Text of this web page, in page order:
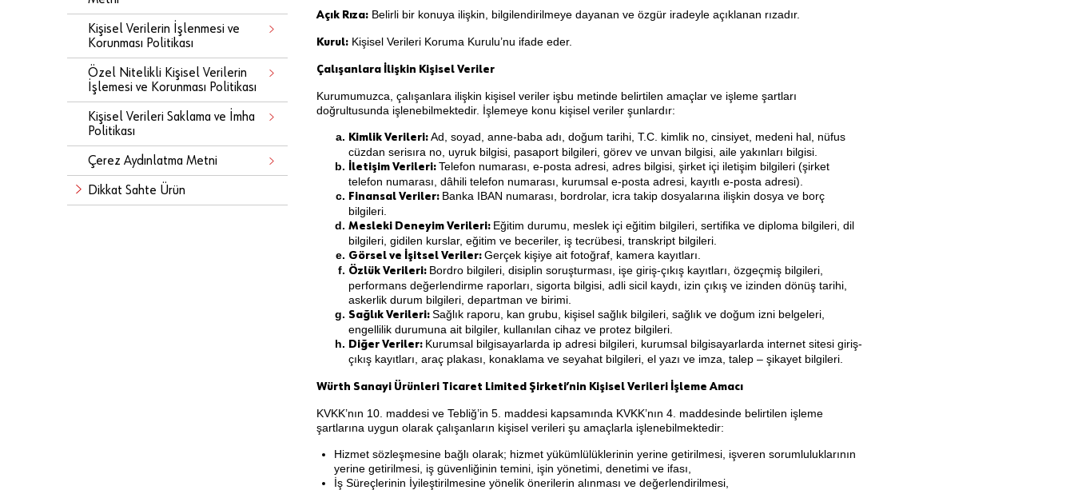
Kişisel Verilerin İşlenmesi ve
Korunması Politikası
Özel Nitelikli Kişisel Verilerin
İşlemesi ve Korunması Politikası
Kişisel Verileri Saklama ve İmha
Politikası
Çerez Aydınlatma Metni
Dikkat Sahte Ürün
Açık Rıza: Belirli bir konuya ilişkin, bilgilendirilmeye dayanan ve özgür iradeyle açıklanan rızadır.
Kurul: Kişisel Verileri Koruma Kurulu’nu ifade eder.
Çalışanlara İlişkin Kişisel Veriler
Kurumumuzca, çalışanlara ilişkin kişisel veriler işbu metinde belirtilen amaçlar ve işleme şartları
doğrultusunda işlenebilmektedir. İşlemeye konu kişisel veriler şunlardır:
Kimlik Verileri: Ad, soyad, anne-baba adı, doğum tarihi, T.C. kimlik no, cinsiyet, medeni hal, nüfus
cüzdan serisıra no, uyruk bilgisi, pasaport bilgileri, görev ve unvan bilgisi, aile yakınları bilgisi.
İletişim Verileri: Telefon numarası, e-posta adresi, adres bilgisi, şirket içi iletişim bilgileri (şirket
telefon numarası, dâhili telefon numarası, kurumsal e-posta adresi, kayıtlı e-posta adresi).
Finansal Veriler: Banka IBAN numarası, bordrolar, icra takip dosyalarına ilişkin dosya ve borç
bilgileri.
Mesleki Deneyim Verileri: Eğitim durumu, meslek içi eğitim bilgileri, sertifika ve diploma bilgileri, dil
bilgileri, gidilen kurslar, eğitim ve beceriler, iş tecrübesi, transkript bilgileri.
Görsel ve İşitsel Veriler: Gerçek kişiye ait fotoğraf, kamera kayıtları.
Özlük Verileri: Bordro bilgileri, disiplin soruşturması, işe giriş-çıkış kayıtları, özgeçmiş bilgileri,
performans değerlendirme raporları, sigorta bilgisi, adli sicil kaydı, izin çıkış ve izinden dönüş tarihi,
askerlik durum bilgileri, departman ve birimi.
Sağlık Verileri: Sağlık raporu, kan grubu, kişisel sağlık bilgileri, sağlık ve doğum izni belgeleri,
engellilik durumuna ait bilgiler, kullanılan cihaz ve protez bilgileri.
Diğer Veriler: Kurumsal bilgisayarlarda ip adresi bilgileri, kurumsal bilgisayarlarda internet sitesi giriş-
çıkış kayıtları, araç plakası, konaklama ve seyahat bilgileri, el yazı ve imza, talep – şikayet bilgileri.
Würth Sanayi Ürünleri Ticaret Limited Şirketi’nin Kişisel Verileri İşleme Amacı
KVKK’nın 10. maddesi ve Tebliğ’in 5. maddesi kapsamında KVKK’nın 4. maddesinde belirtilen işleme
şartlarına uygun olarak çalışanların kişisel verileri şu amaçlarla işlenebilmektedir:
Hizmet sözleşmesine bağlı olarak; hizmet yükümlülüklerinin yerine getirilmesi, işveren sorumluluklarının
yerine getirilmesi, iş güvenliğinin temini, işin yönetimi, denetimi ve ifası,
İş Süreçlerinin İyileştirilmesine yönelik önerilerin alınması ve değerlendirilmesi,